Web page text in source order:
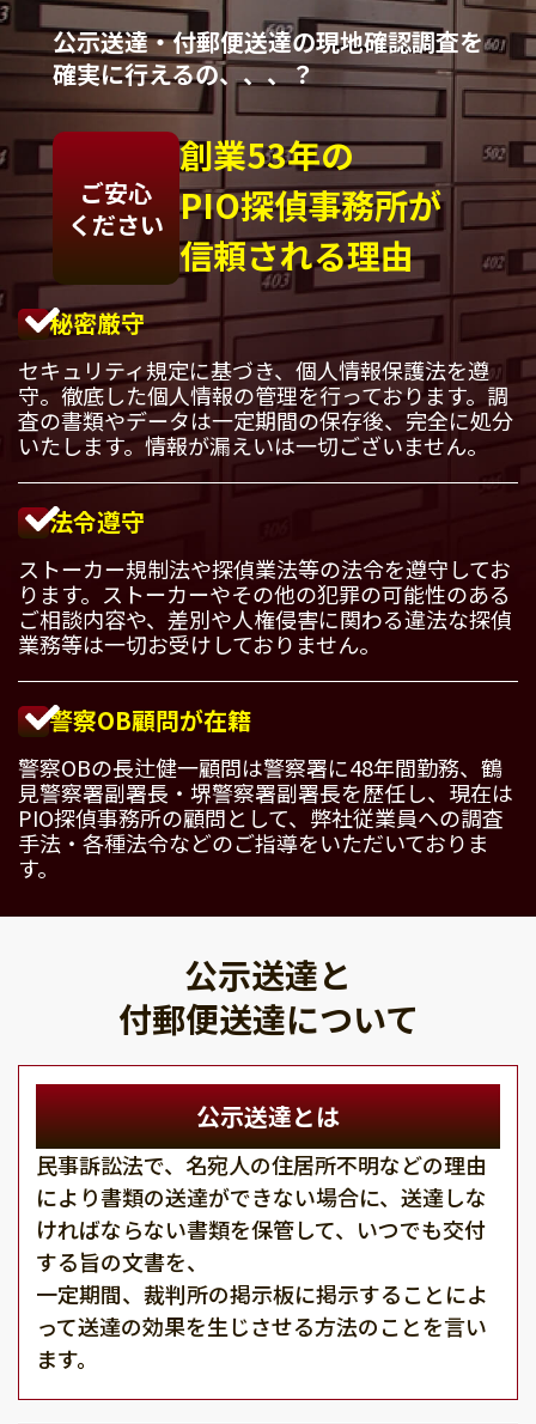
公示送達・付郵便送達の現地確認調査を
確実に行えるの、、、？
ご安心
ください
創業53年の
PIO探偵事務所が
信頼される理由
秘密厳守
セキュリティ規定に基づき、個人情報保護法を遵
守。徹底した個人情報の管理を行っております。調
査の書類やデータは一定期間の保存後、完全に処分
いたします。情報が漏えいは一切ございません。
法令遵守
ストーカー規制法や探偵業法等の法令を遵守してお
ります。ストーカーやその他の犯罪の可能性のある
ご相談内容や、差別や人権侵害に関わる違法な探偵
業務等は一切お受けしておりません。
警察OB顧問が在籍
警察OBの長辻健一顧問は警察署に48年間勤務、鶴
見警察署副署長・堺警察署副署長を歴任し、現在は
PIO探偵事務所の顧問として、弊社従業員への調査
手法・各種法令などのご指導をいただいておりま
す。
公示送達と
付郵便送達について
公示送達とは
民事訴訟法で、名宛人の住居所不明などの理由
により書類の送達ができない場合に、送達しな
ければならない書類を保管して、いつでも交付
する旨の文書を、
一定期間、裁判所の掲示板に掲示することによ
って送達の効果を生じさせる方法のことを言い
ます。